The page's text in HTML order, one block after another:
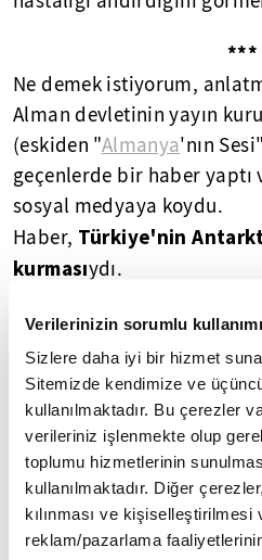
Verilerinizin sorumlu kullanımı
Sizlere daha iyi bir hizmet
Sitemizde kendimize ve
kullanılmaktadır. Bu çerezler
verileriniz işlenmekte olup
toplumu hizmetlerinin
kullanılmaktadır. Diğer
kılınması ve
reklam/pazarlama
***
Ne demek istiyorum,
Alman devletinin yayın
(eskiden "Almanya'nın
geçenlerde bir haber
sosyal medyaya koydu.
Haber, Türkiye'nin
kurmasıydı.
yorumlara bakınca
acıgerçeğe bir kez daha
Yabancılar bu gelişmeyi
insanlarımız ise alay
kusuyordu.
Ucuz domates, patlıcan
yazanlar...
Şimdi orayı da pet şişe